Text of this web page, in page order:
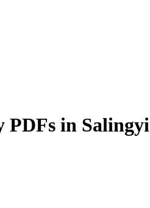
PDFs in Salingyi